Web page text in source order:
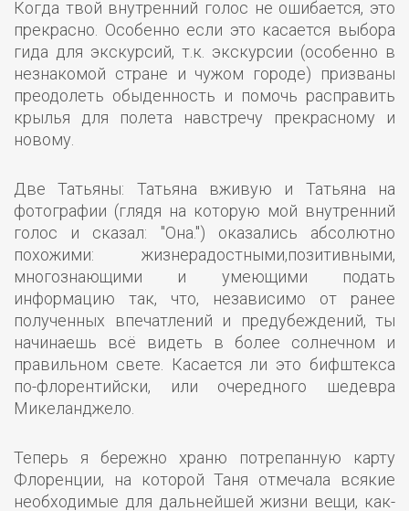
Когда твой внутренний голос не ошибается, это
прекрасно. Особенно если это касается выбора
гида для экскурсий, т.к. экскурсии (особенно в
незнакомой стране и чужом городе) призваны
преодолеть обыденность и помочь расправить
крылья для полета навстречу прекрасному и
новому.
Две Татьяны: Татьяна вживую и Татьяна на
фотографии (глядя на которую мой внутренний
голос и сказал: "Она.") оказались абсолютно
похожими: жизнерадостными,позитивными,
многознающими и умеющими подать
информацию так, что, независимо от ранее
полученных впечатлений и предубеждений, ты
начинаешь всё видеть в более солнечном и
правильном свете. Касается ли это бифштекса
по-флорентийски, или очередного шедевра
Микеланджело.
Теперь я бережно храню потрепанную карту
Флоренции, на которой Таня отмечала всякие
необходимые для дальнейшей жизни вещи, как-